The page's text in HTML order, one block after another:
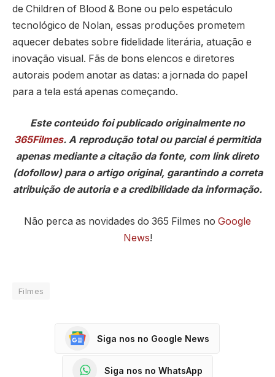
de Children of Blood & Bone ou pelo espetáculo
tecnológico de Nolan, essas produções prometem
aquecer debates sobre fidelidade literária, atuação e
inovação visual. Fãs de bons elencos e diretores
autorais podem anotar as datas: a jornada do papel
para a tela está apenas começando.
Este conteúdo foi publicado originalmente no
365Filmes. A reprodução total ou parcial é permitida
apenas mediante a citação da fonte, com link direto
(dofollow) para o artigo original, garantindo a correta
atribuição de autoria e a credibilidade da informação.
Não perca as novidades do 365 Filmes no Google
News!
Filmes
Siga nos no Google News
Siga nos no WhatsApp